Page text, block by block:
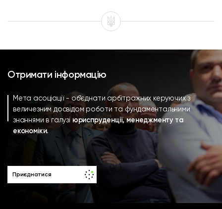
Отримати інформацію
Мета асоціації - об’єднати арбітражних керуючих з
величезним досвідом роботи та фундаментальними
знаннями в галузі юриспруденції, менеджменту та
економіки.
Приєднатися